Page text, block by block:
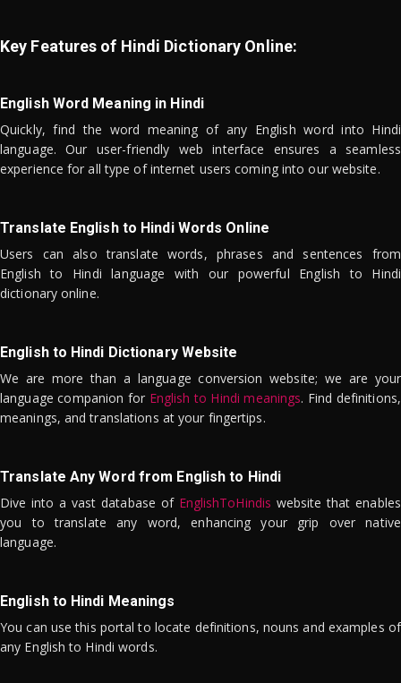
Key Features of Hindi Dictionary Online:
English Word Meaning in Hindi
Quickly, find the word meaning of any English word into Hindi
language. Our user-friendly web interface ensures a seamless
experience for all type of internet users coming into our website.
Translate English to Hindi Words Online
Users can also translate words, phrases and sentences from
English to Hindi language with our powerful English to Hindi
dictionary online.
English to Hindi Dictionary Website
We are more than a language conversion website; we are your
language companion for English to Hindi meanings. Find definitions,
meanings, and translations at your fingertips.
Translate Any Word from English to Hindi
Dive into a vast database of EnglishToHindis website that enables
you to translate any word, enhancing your grip over native
language.
English to Hindi Meanings
You can use this portal to locate definitions, nouns and examples of
any English to Hindi words.